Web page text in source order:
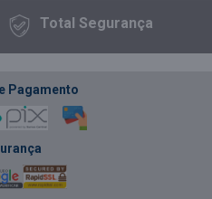
TotalSegurança
Pagamento